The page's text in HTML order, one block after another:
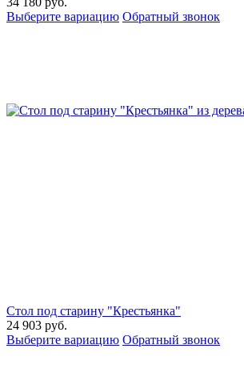
Выберите вариацию Обратный звонок
Стол под старину "Крестьянка"
24 903 руб.
Выберите вариацию Обратный звонок